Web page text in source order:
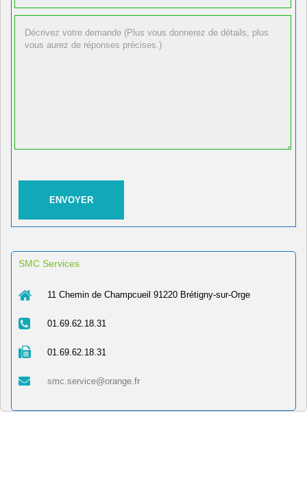
SMC Services
11 Chemin de Champcueil 91220 Brétigny-sur-Orge
01.69.62.18.31
01.69.62.18.31
smc.service@orange.fr